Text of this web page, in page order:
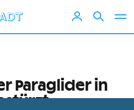
Paraglider in